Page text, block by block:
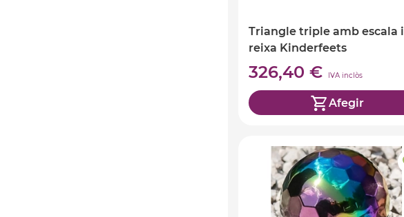
Triangle triple amb escala i
reixa Kinderfeets
326,40 € IVA inclòs
Afegir